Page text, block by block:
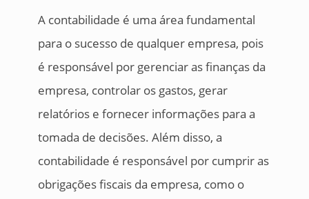
A contabilidade é uma área fundamental
para o sucesso de qualquer empresa, pois
é responsável por gerenciar as finanças da
empresa, controlar os gastos, gerar
relatórios e fornecer informações para a
tomada de decisões. Além disso, a
contabilidade é responsável por cumprir as
obrigações fiscais da empresa, como o